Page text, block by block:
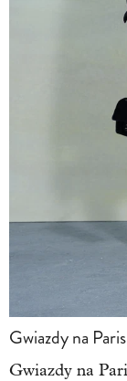
Gwiazdy na
Gwiazdy na